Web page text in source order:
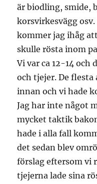
är biodling, smide,
korsvirkesvägg
kommer jag ihåg
skulle rösta inom
Vi var ca 12-14
och tjejer. De
innan och vi hade
Jag har inte något
mycket taktik
hade i alla fall
det sedan blev
förslag eftersom vi
tjejerna lade sina